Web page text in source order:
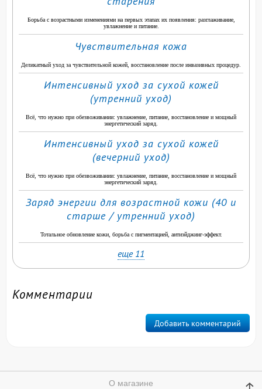
Борьба с возрастными изменениями на первых этапах их появления: разглаживание,
увлажнение и питание.
Чувствительная кожа
Деликатный уход за чувствительной кожей, восстановление после инвазивных процедур.
Интенсивный уход за сухой кожей
(утренний уход)
Всё, что нужно при обезвоживании: увлажнение, питание, восстановление и мощный
энергетический заряд.
Интенсивный уход за сухой кожей
(вечерний уход)
Всё, что нужно при обезвоживании: увлажнение, питание, восстановление и мощный
энергетический заряд.
Заряд энергии для возрастной кожи (40 и
старше / утренний уход)
Тотальное обновление кожи, борьба с пигментацией, антиэйджинг-эффект.
еще 11
Комментарии
Добавить комментарий
О магазине